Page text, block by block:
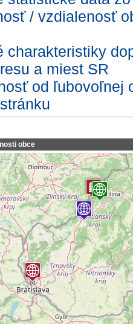
/ vzdialenosť
charakteristiky
a miest SR
od ľubovoľnej
obce